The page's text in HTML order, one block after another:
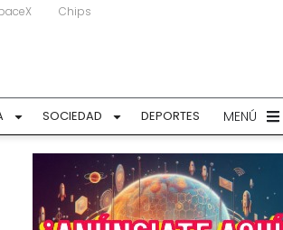
Chips
SOCIEDAD DEPORTES MENÚ